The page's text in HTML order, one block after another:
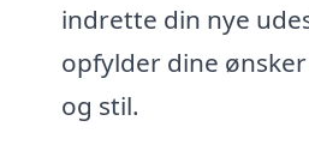
indrette din nye
opfylder dine
og stil.